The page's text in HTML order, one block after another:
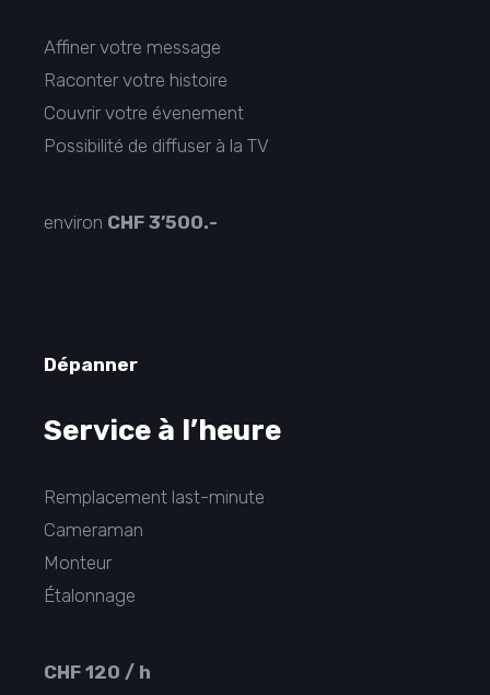
Affiner votre message
Raconter votre histoire
Couvrir votre évenement
Possibilité de diffuser à la TV
environ CHF 3’500.-
Dépanner
Service à l’heure
Remplacement last-minute
Cameraman
Monteur
Étalonnage
CHF 120 / h